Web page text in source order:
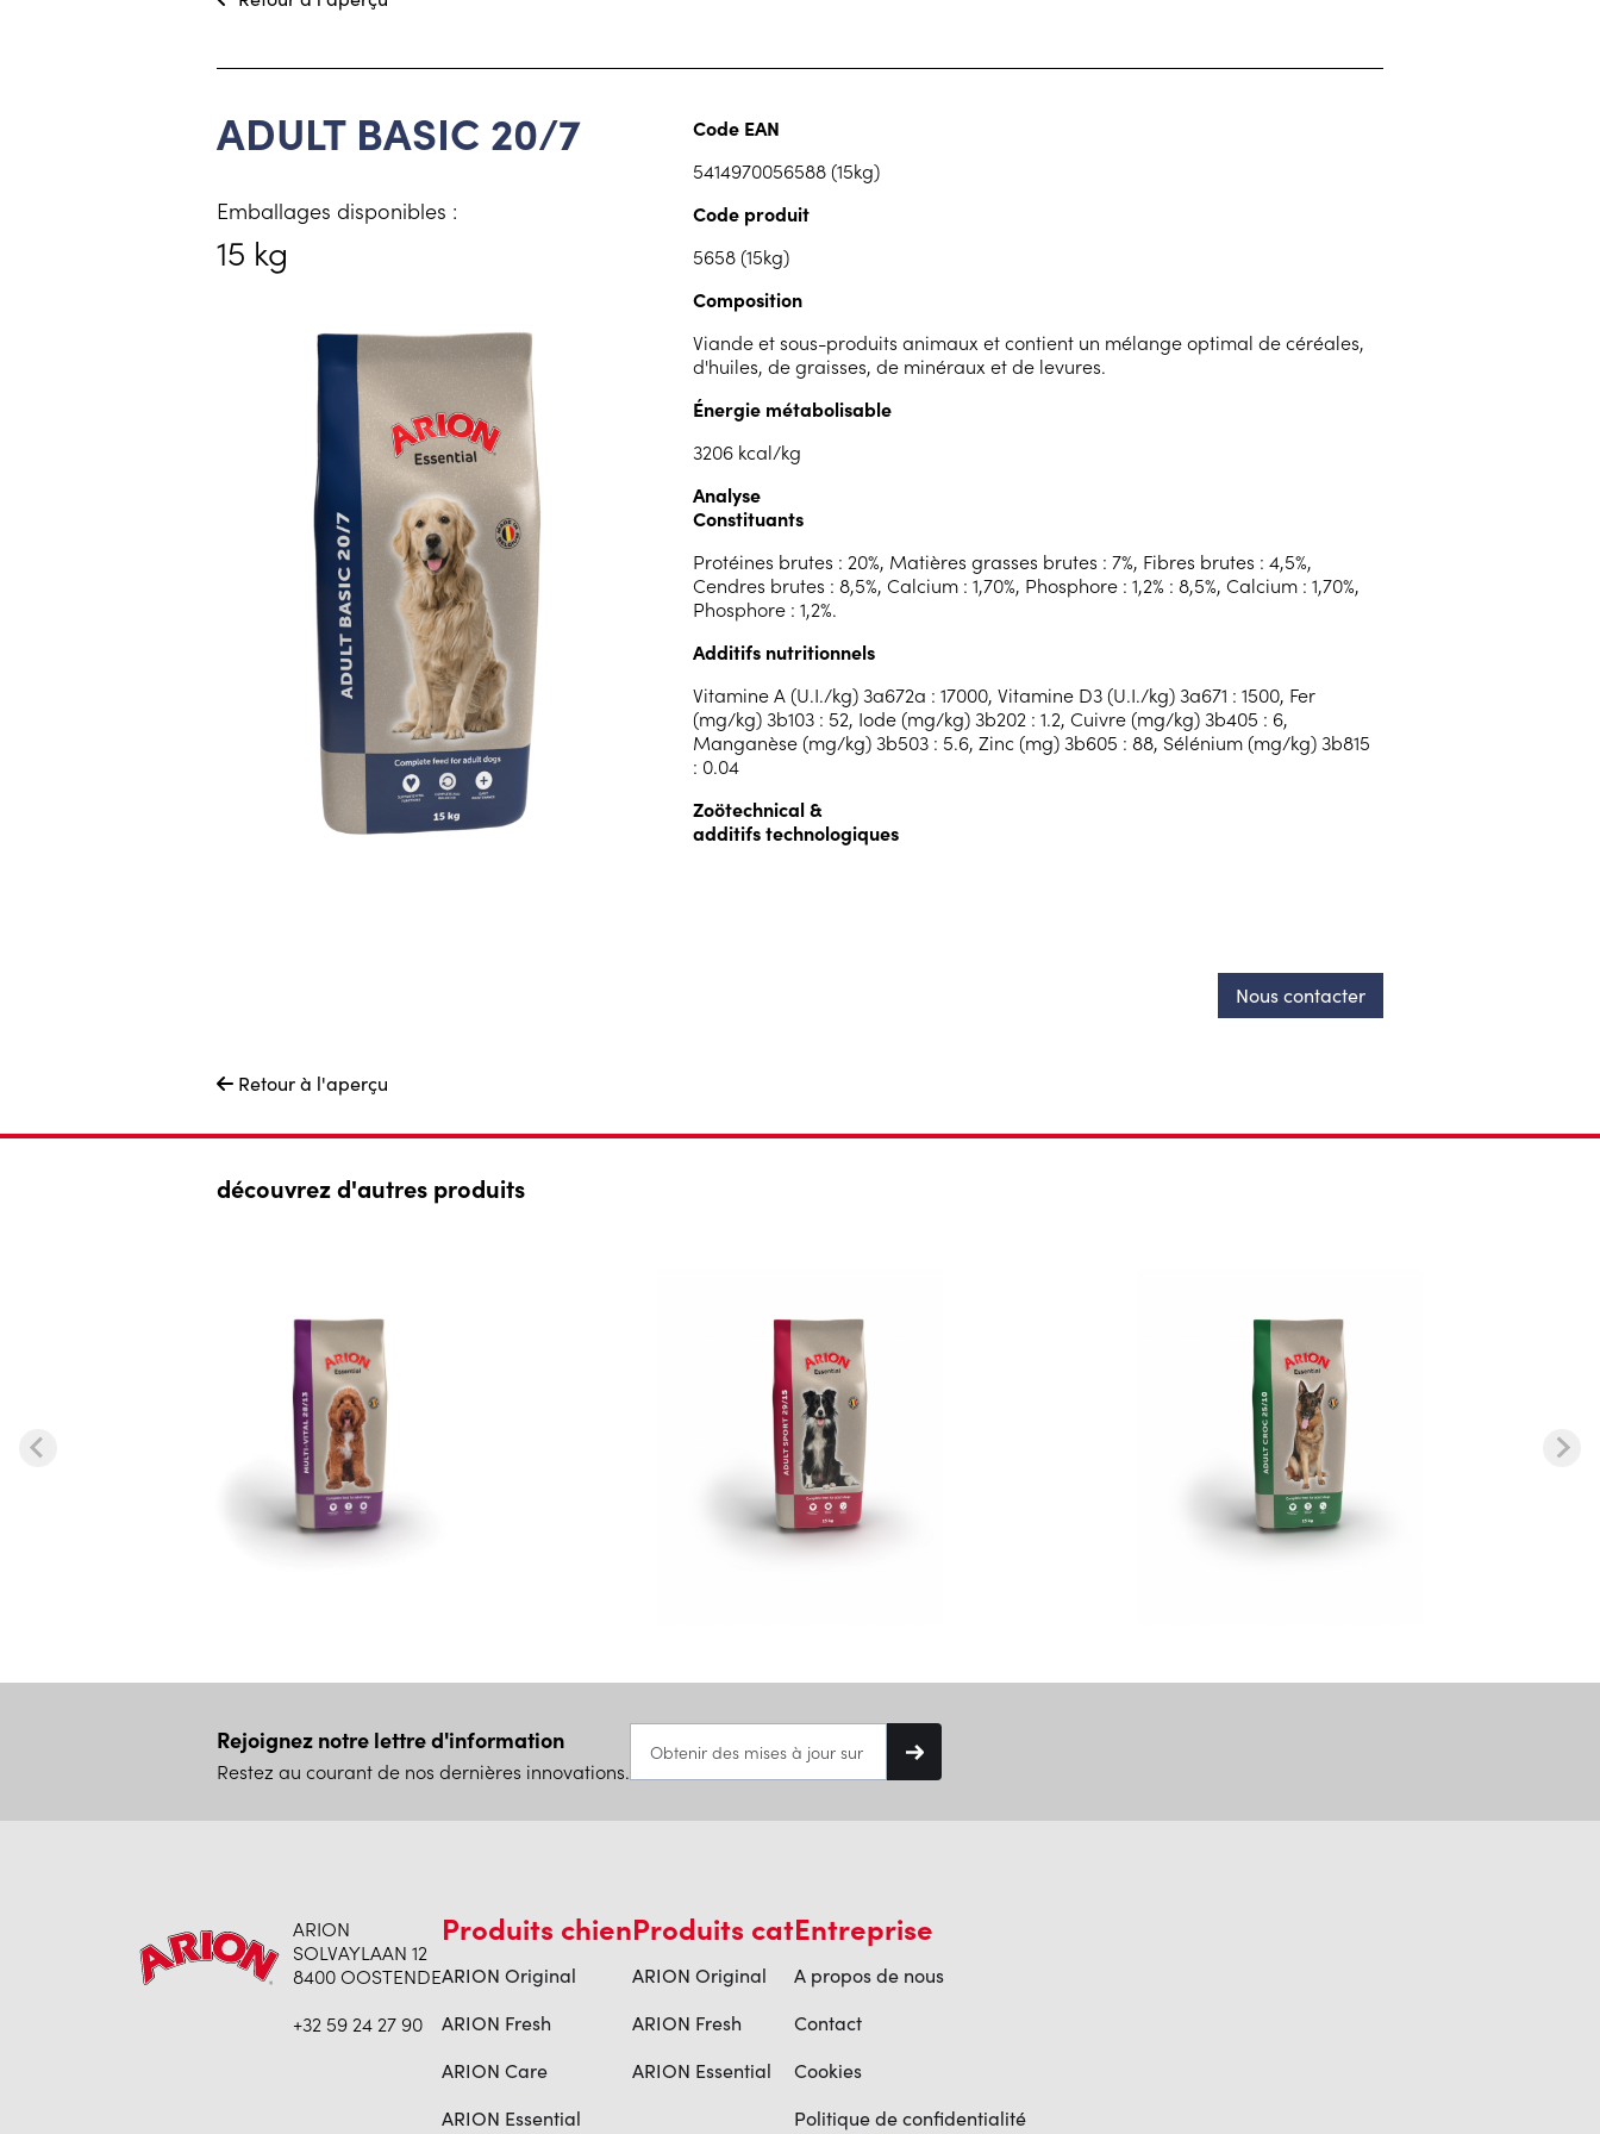
ADULT BASIC 20/7
Emballages disponibles :
15 kg
Code EAN
5414970056588 (15kg)
Code produit
5658 (15kg)
Composition
Viande et sous-produits animaux et contient un mélange optimal de céréales,
d'huiles, de graisses, de minéraux et de levures.
Énergie métabolisable
3206 kcal/kg
Analyse
Constituants
Protéines brutes : 20%, Matières grasses brutes : 7%, Fibres brutes : 4,5%,
Cendres brutes : 8,5%, Calcium : 1,70%, Phosphore : 1,2% : 8,5%, Calcium : 1,70%,
Phosphore : 1,2%.
Additifs nutritionnels
Vitamine A (U.I./kg) 3a672a : 17000, Vitamine D3 (U.I./kg) 3a671 : 1500, Fer
(mg/kg) 3b103 : 52, Iode (mg/kg) 3b202 : 1.2, Cuivre (mg/kg) 3b405 : 6,
Manganèse (mg/kg) 3b503 : 5.6, Zinc (mg) 3b605 : 88, Sélénium (mg/kg) 3b815
: 0.04
Zoötechnical &
additifs technologiques
Nous contacter
 Retour à l'aperçu
découvrez d'autres produits
Rejoignez notre lettre d'information
Restez au courant de nos dernières innovations.
ARION
SOLVAYLAAN 12
8400 OOSTENDE
+32 59 24 27 90
Produits chien
ARION Original
ARION Fresh
ARION Care
ARION Essential
Produits cat
ARION Original
ARION Fresh
ARION Essential
Entreprise
A propos de nous
Contact
Cookies
Politique de confidentialité